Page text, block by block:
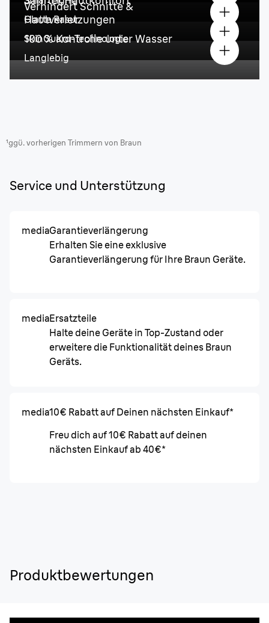
Glatte Rasur
Verhindert Schnitte &
Hautverletzungen
SkinGuard-Technologie
100 % Kontrolle unter Wasser
Langlebig
¹ggü. vorherigen Trimmern von Braun
Service und Unterstützung
mediaGarantieverlängerung
Erhalten Sie eine exklusive
Garantieverlängerung für Ihre Braun Geräte.
mediaErsatzteile
Halte deine Geräte in Top-Zustand oder
erweitere die Funktionalität deines Braun
Geräts.
media10€ Rabatt auf Deinen nächsten Einkauf*
Freu dich auf 10€ Rabatt auf deinen
nächsten Einkauf ab 40€*
Produktbewertungen